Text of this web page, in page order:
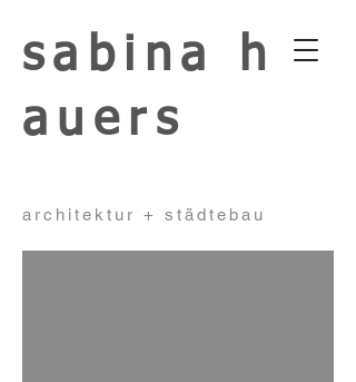
sabina
h
auers
architektur + städtebau